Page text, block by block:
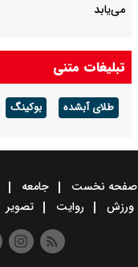
می‌یابد
تبلیغات متنی
طلای آبشده بوکینگ
صفحه نخست جامعه
ورزش
روایت تصویر